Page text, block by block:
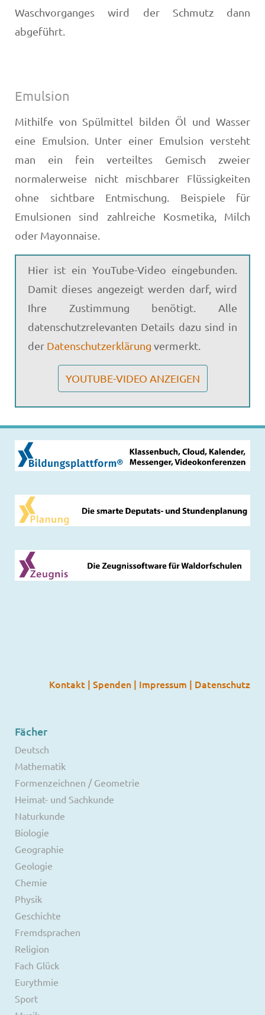
Waschvorganges wird der Schmutz dann
abgeführt.
Emulsion
Mithilfe von Spülmittel bilden Öl und Wasser
eine Emulsion. Unter einer Emulsion versteht
man ein fein verteiltes Gemisch zweier
normalerweise nicht mischbarer Flüssigkeiten
ohne sichtbare Entmischung. Beispiele für
Emulsionen sind zahlreiche Kosmetika, Milch
oder Mayonnaise.
Hier ist ein YouTube-Video eingebunden.
Damit dieses angezeigt werden darf, wird
Ihre Zustimmung benötigt. Alle
datenschutzrelevanten Details dazu sind in
der Datenschutzerklärung vermerkt.
YOUTUBE-VIDEO ANZEIGEN
Kontakt | Spenden | Impressum | Datenschutz
Fächer
Deutsch
Mathematik
Formenzeichnen / Geometrie
Heimat- und Sachkunde
Naturkunde
Biologie
Geographie
Geologie
Chemie
Physik
Geschichte
Fremdsprachen
Religion
Fach Glück
Eurythmie
Sport